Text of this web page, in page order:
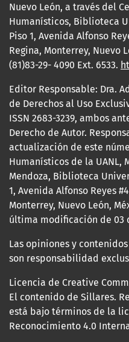
Nuevo León, a través del
Humanísticos, Biblioteca
Piso 1, Avenida Alfonso
Regina, Monterrey, Nuevo
(81)83-29- 4090 Ext. 6533.
Editor Responsable: Dra.
de Derechos al Uso
ISSN 2683-3239, ambos
Derecho de Autor.
actualización de este
Humanísticos de la UANL,
Mendoza, Biblioteca
1, Avenida Alfonso Reyes
Monterrey, Nuevo León,
última modificación de 03
Las opiniones y
son responsabilidad
Licencia de Creative
El contenido de Sillares.
está bajo términos de la
Reconocimiento 4.0